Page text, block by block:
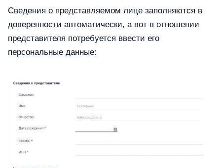
Сведения о представляемом лице заполняются в
доверенности автоматически, а вот в отношении
представителя потребуется ввести его
персональные данные: